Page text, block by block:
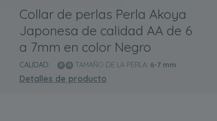
Collar de perlas Perla Akoya
Japonesa de calidad AA de 6
a 7mm en color Negro
CALIDAD: TAMAÑO DE LA PERLA: 6-7 mm
Detalles de producto